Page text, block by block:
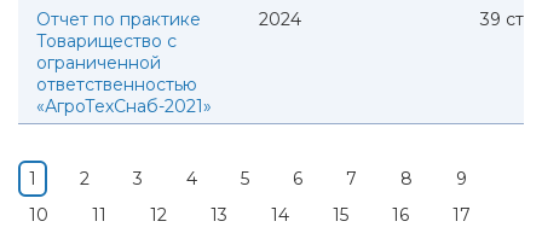
Отчет по практике
Товарищество с
ограниченной
ответственностью
«АгроТехСнаб-2021»
2024 39 стр.
1 2 3 4 5 6 7 8
9
10
11 12 13 14 15 16
17